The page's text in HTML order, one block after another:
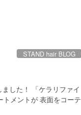
STAND hair BLOG
した！ 「ケラリファイ
トメントが 表面をコーテ